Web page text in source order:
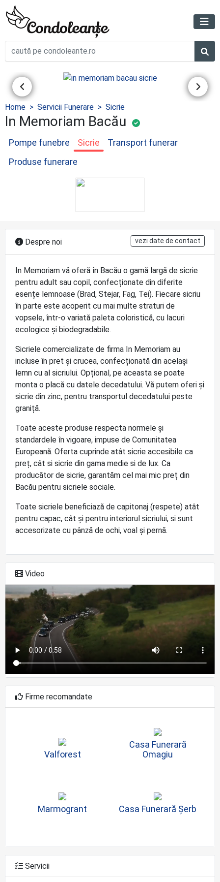
Home Servicii Funerare Sicrie
In Memoriam Bacău
Pompe funebre Sicrie
Transport funerar
Produse funerare
Despre noi vezi date de contact
In Memoriam vă oferă în Bacău o gamă largă de sicrie
pentru adult sau copil, confecționate din diferite
esențe lemnoase (Brad, Stejar, Fag, Tei). Fiecare sicriu
în parte este acoperit cu mai multe straturi de
vopsele, într-o variată paleta coloristică, cu lacuri
ecologice și biodegradabile.
Sicriele comercializate de firma In Memoriam au
incluse în pret și crucea, confecționată din același
lemn cu al sicriului. Opțional, pe aceasta se poate
monta o placă cu datele decedatului. Vă putem oferi și
sicrie din zinc, pentru transportul decedatului peste
graniță.
Toate aceste produse respecta normele și
standardele în vigoare, impuse de Comunitatea
Europeană. Oferta cuprinde atât sicrie accesibile ca
preț, cât si sicrie din gama medie si de lux. Ca
producător de sicrie, garantăm cel mai mic preț din
Bacău pentru sicriele sociale.
Toate sicriele beneficiază de capitonaj (respete) atât
pentru capac, cât și pentru interiorul sicriului, si sunt
accesorizate cu pânză de ochi, voal și pernă.
Video
Firme recomandate
Valforest
Casa Funerară
Omagiu
Marmogrant Casa Funerară Șerb
Servicii